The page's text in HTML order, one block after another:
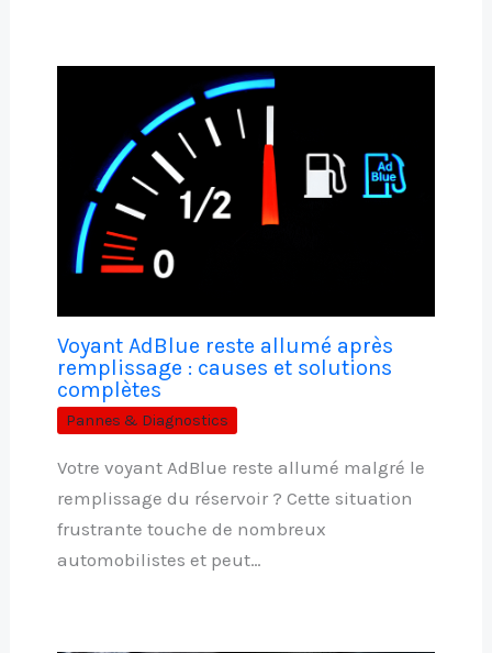
Voyant AdBlue reste allumé après
remplissage : causes et solutions
complètes
Pannes & Diagnostics
Votre voyant AdBlue reste allumé malgré le
remplissage du réservoir ? Cette situation
frustrante touche de nombreux
automobilistes et peut…